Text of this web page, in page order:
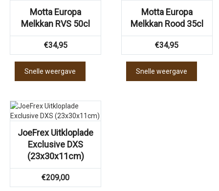
Motta Europa
Melkkan RVS 50cl
€34,95
Snelle weergave
Motta Europa
Melkkan Rood 35cl
€34,95
Snelle weergave
JoeFrex Uitkloplade
Exclusive DXS
(23x30x11cm)
€209,00